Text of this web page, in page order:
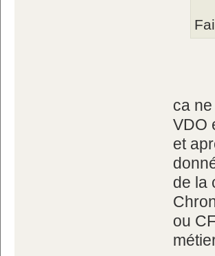
ca
VDO
et
de la
ou